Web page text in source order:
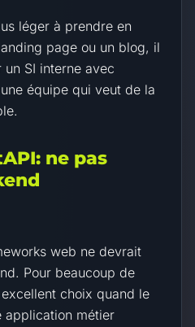
léger à prendre en
page ou un blog, il
SI interne avec
équipe qui veut de la
ne pas
web ne devrait
Pour beaucoup de
choix quand le
application métier